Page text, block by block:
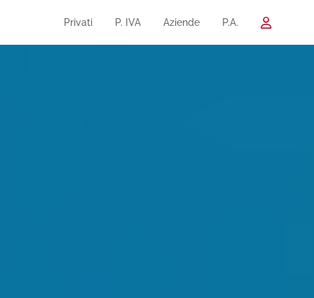
Privati P. IVA Aziende P.A.